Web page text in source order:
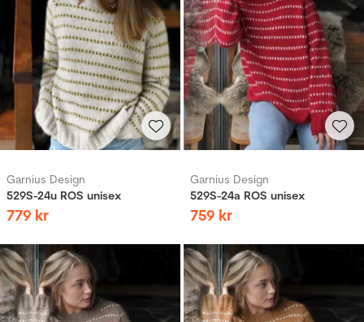
Garnius Design
529S-24u ROS unisex
779 kr
Garnius Design
529S-24a ROS unisex
759 kr